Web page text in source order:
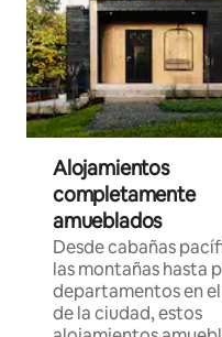
Alojamientos
completamente
amueblados
Desde cabañas
las montañas hasta
departamentos en
de la ciudad, estos